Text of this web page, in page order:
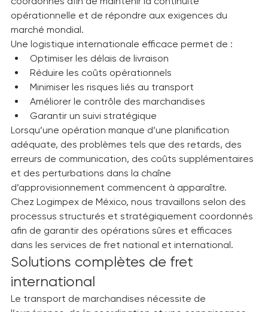
logistiques plus précis, plus agiles et mieux
coordonnés afin de maintenir la continuité
opérationnelle et de répondre aux exigences du
marché mondial.
Une logistique internationale efficace permet de :
Optimiser les délais de livraison
Réduire les coûts opérationnels
Minimiser les risques liés au transport
Améliorer le contrôle des marchandises
Garantir un suivi stratégique
Lorsqu’une opération manque d’une planification
adéquate, des problèmes tels que des retards, des
erreurs de communication, des coûts supplémentaires
et des perturbations dans la chaîne
d’approvisionnement commencent à apparaître.
Chez Logimpex de México, nous travaillons selon des
processus structurés et stratégiquement coordonnés
afin de garantir des opérations sûres et efficaces
dans les services de fret national et international.
Solutions complètes de fret
international